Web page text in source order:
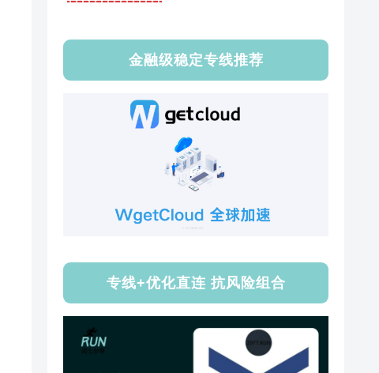
金融级稳定专线推荐
专线+优化直连 抗风险组合